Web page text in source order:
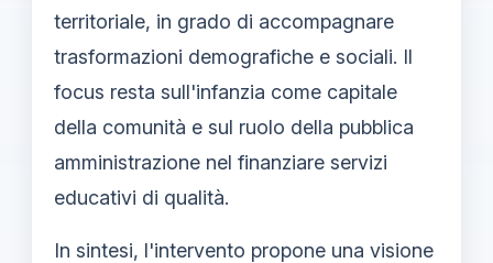
territoriale, in grado di accompagnare
trasformazioni demografiche e sociali. Il
focus resta sull'infanzia come capitale
della comunità e sul ruolo della pubblica
amministrazione nel finanziare servizi
educativi di qualità.
In sintesi, l'intervento propone una visione